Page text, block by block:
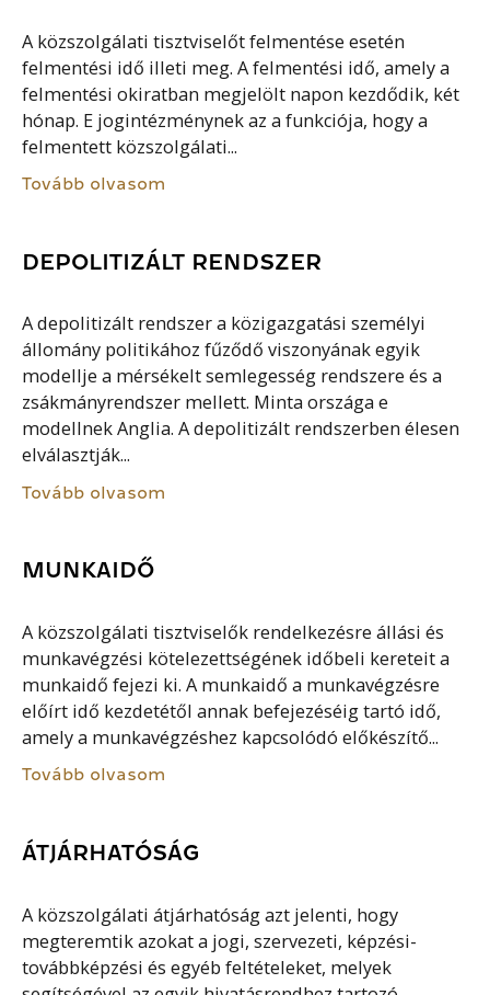
A közszolgálati tisztviselőt felmentése esetén
felmentési idő illeti meg. A felmentési idő, amely a
felmentési okiratban megjelölt napon kezdődik, két
hónap. E jogintézménynek az a funkciója, hogy a
felmentett közszolgálati...
Tovább olvasom
DEPOLITIZÁLT RENDSZER
A depolitizált rendszer a közigazgatási személyi
állomány politikához fűződő viszonyának egyik
modellje a mérsékelt semlegesség rendszere és a
zsákmányrendszer mellett. Minta országa e
modellnek Anglia. A depolitizált rendszerben élesen
elválasztják...
Tovább olvasom
MUNKAIDŐ
A közszolgálati tisztviselők rendelkezésre állási és
munkavégzési kötelezettségének időbeli kereteit a
munkaidő fejezi ki. A munkaidő a munkavégzésre
előírt idő kezdetétől annak befejezéséig tartó idő,
amely a munkavégzéshez kapcsolódó előkészítő...
Tovább olvasom
ÁTJÁRHATÓSÁG
A közszolgálati átjárhatóság azt jelenti, hogy
megteremtik azokat a jogi, szervezeti, képzési-
továbbképzési és egyéb feltételeket, melyek